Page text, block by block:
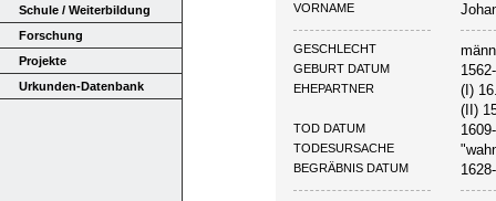
Schule / Weiterbildung
Forschung
Projekte
Urkunden-Datenbank
VORNAME
GESCHLECHT
GEBURT DATUM
EHEPARTNER
(I)
(II)
TOD DATUM
TODESURSACHE
BEGRÄBNIS DATUM